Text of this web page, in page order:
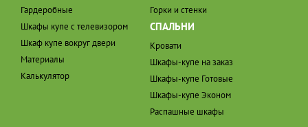
Гардеробные
Шкафы купе с телевизором
Шкаф купе вокруг двери
Материалы
Калькулятор
Горки и стенки
СПАЛЬНИ
Кровати
Шкафы-купе на заказ
Шкафы-купе Готовые
Шкафы-купе Эконом
Распашные шкафы